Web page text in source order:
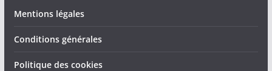
Mentions légales
Conditions générales
Politique des cookies